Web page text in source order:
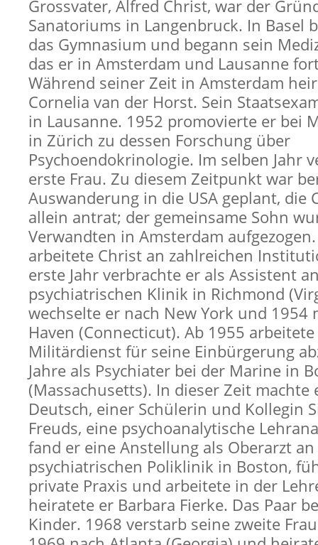
Grossvater, Alfred Christ, war der
Sanatoriums in Langenbruck. In Basel
das Gymnasium und begann sein
das er in Amsterdam und Lausanne
Während seiner Zeit in Amsterdam
Cornelia van der Horst. Sein
in Lausanne. 1952 promovierte er bei
in Zürich zu dessen Forschung über
Psychoendokrinologie. Im selben Jahr
erste Frau. Zu diesem Zeitpunkt war
Auswanderung in die USA geplant, die
allein antrat; der gemeinsame Sohn
Verwandten in Amsterdam
arbeitete Christ an zahlreichen
erste Jahr verbrachte er als Assistent
psychiatrischen Klinik in Richmond
wechselte er nach New York und 1954
Haven (Connecticut). Ab 1955
Militärdienst für seine Einbürgerung
Jahre als Psychiater bei der Marine in
(Massachusetts). In dieser Zeit machte
Deutsch, einer Schülerin und Kollegin
Freuds, eine psychoanalytische
fand er eine Anstellung als Oberarzt
psychiatrischen Poliklinik in Boston,
private Praxis und arbeitete in der
heiratete er Barbara Fierke. Das Paar
Kinder. 1968 verstarb seine zweite